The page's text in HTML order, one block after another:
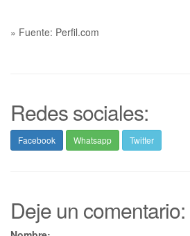
» Fuente: Perfil.com
Redes sociales:
Facebook Whatsapp Twitter
Deje un comentario: